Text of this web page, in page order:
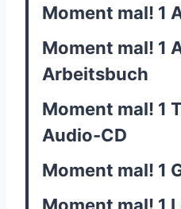
Moment mal! 1
Moment mal! 1
Arbeitsbuch
Moment mal! 1
Audio-CD
Moment mal! 1